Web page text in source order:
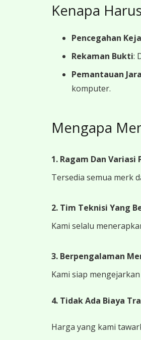
Kenapa
Pencegahan
Rekaman Bukti:
Pemantauan
komputer.
Mengapa
1. Ragam Dan
Tersedia semua merk
2. Tim Teknisi Yang
Kami selalu
3. Berpengalaman
Kami siap
4. Tidak Ada Biaya
Harga yang kami